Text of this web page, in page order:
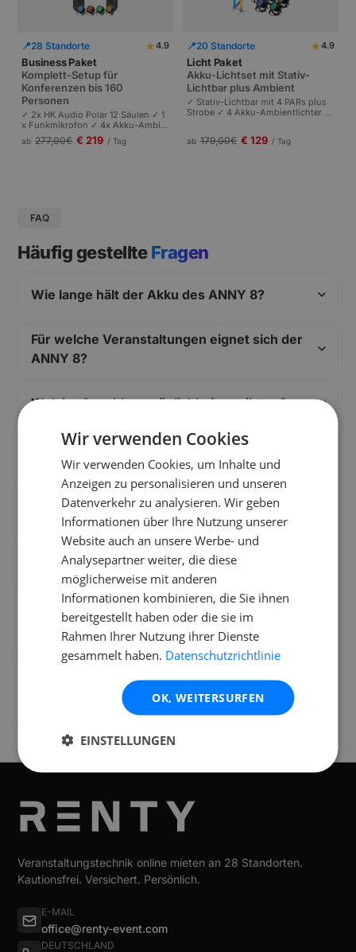
📍28 Standorte ★4.9
Business Paket
Komplett-Setup für
Konferenzen bis 160
Personen
✓ 2x HK Audio Polar 12 Säulen ✓ 1
x Funkmikrofon ✓ 4x Akku-Ambie
ntlichter | Komplettes Setup für Ta
gungen und Pressekonferenzen |
ab 277,00€ € 219 / Tag
📍20 Standorte ★4.9
Licht Paket
Akku-Lichtset mit Stativ-
Lichtbar plus Ambient
✓ Stativ-Lichtbar mit 4 PARs plus
Strobe ✓ 4 Akku-Ambientlichter ✓
ersonen.
ab 179,00€ € 129 / Tag
FAQ
Häufig gestellteFragen
Wie lange hält der Akku des ANNY 8?
Für welche Veranstaltungen eignet sich der
ANNY 8?
Welche Anschlussmöglichkeiten gibt es?
Wie schwer ist der ANNY 8 und wie wird er
transportiert?
Kann ich gleichzeitig ein Mikrofon und
Musik anschließen?
Was ist im Mietumfang enthalten?
Standorte
Verfügbar an folgenden Standorten
Veranstaltungstechnik online mieten an 28 Standorten.
Kautionsfrei. Versichert. Persönlich.
E-MAIL
office@renty-event.com
DEUTSCHLAND
Wir verwenden Cookies
Wir verwenden Cookies, um Inhalte und
Anzeigen zu personalisieren und unseren
Datenverkehr zu analysieren. Wir geben
Informationen über Ihre Nutzung unserer
Website auch an unsere Werbe- und
Analysepartner weiter, die diese
möglicherweise mit anderen
Informationen kombinieren, die Sie ihnen
bereitgestellt haben oder die sie im
Rahmen Ihrer Nutzung ihrer Dienste
gesammelt haben. Datenschutzrichtlinie
OK, WEITERSURFEN
EINSTELLUNGEN